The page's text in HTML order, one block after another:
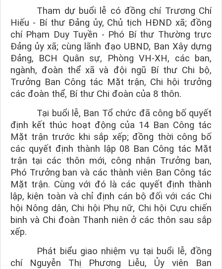
Tham dự buổi lễ có đồng chí Trương Chí
Hiếu - Bí thư Đảng ủy, Chủ tịch HĐND xã; đồng
chí Phạm Duy Tuyền - Phó Bí thư Thường trực
Đảng ủy xã; cùng lãnh đạo UBND, Ban Xây dựng
Đảng, BCH Quân sự, Phòng VH-XH, các ban,
ngành, đoàn thể xã và đội ngũ Bí thư Chi bộ,
Trưởng Ban Công tác Mặt trận, Chi hội trưởng
các đoàn thể, Bí thư Chi đoàn của 8 thôn.
Tại buổi lễ, Ban Tổ chức đã công bố quyết
định kết thúc hoạt động của 14 Ban Công tác
Mặt trận trước khi sắp xếp; đồng thời công bố
các quyết định thành lập 08 Ban Công tác Mặt
trận tại các thôn mới, công nhận Trưởng ban,
Phó Trưởng ban và các thành viên Ban Công tác
Mặt trận. Cùng với đó là các quyết định thành
lập, kiện toàn và chỉ định cán bộ đối với các Chi
hội Nông dân, Chi hội Phụ nữ, Chi hội Cựu chiến
binh và Chi đoàn Thanh niên ở các thôn sau sắp
xếp.
Phát biểu giao nhiệm vụ tại buổi lễ, đồng
chí Nguyễn Thị Phương Liễu, Ủy viên Ban